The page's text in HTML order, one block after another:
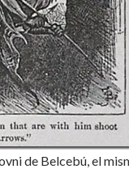
de Belcebú, el